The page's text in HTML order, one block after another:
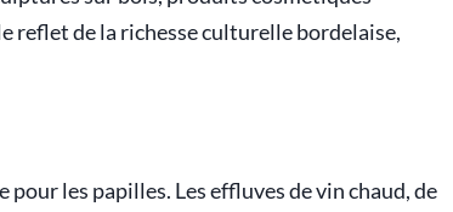
reflet de la richesse culturelle bordelaise,
pour les papilles. Les effluves de vin chaud, de